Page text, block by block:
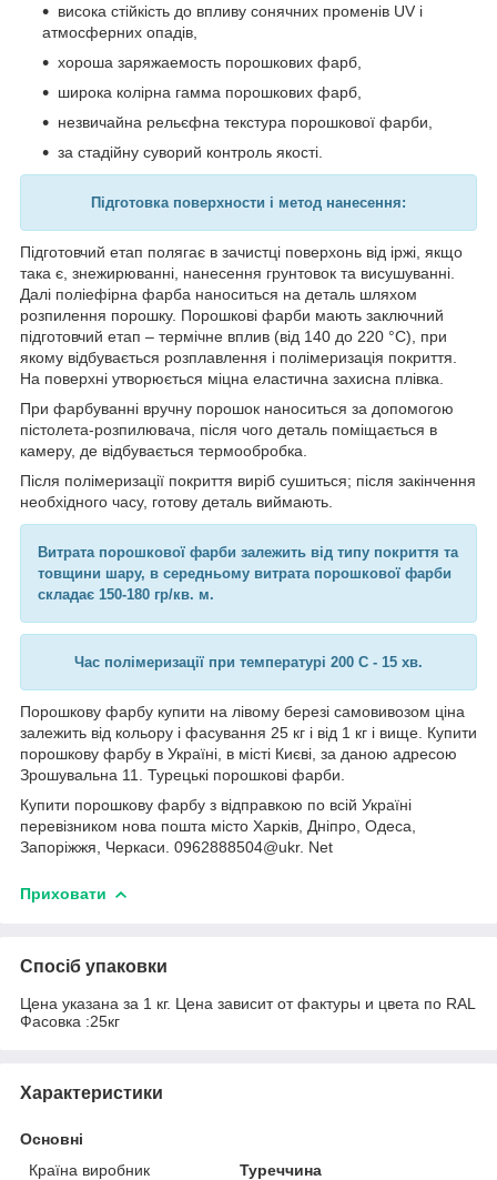
висока стійкість до впливу сонячних променів UV і
атмосферних опадів,
хороша заряжаемость порошкових фарб,
широка колірна гамма порошкових фарб,
незвичайна рельєфна текстура порошкової фарби,
за стадійну суворий контроль якості.
Підготовка поверхности і метод нанесення:
Підготовчий етап полягає в зачистці поверхонь від іржі, якщо
така є, знежирюванні, нанесення грунтовок та висушуванні.
Далі поліефірна фарба наноситься на деталь шляхом
розпилення порошку. Порошкові фарби мають заключний
підготовчий етап – термічне вплив (від 140 до 220 °С), при
якому відбувається розплавлення і полімеризація покриття.
На поверхні утворюється міцна еластична захисна плівка.
При фарбуванні вручну порошок наноситься за допомогою
пістолета-розпилювача, після чого деталь поміщається в
камеру, де відбувається термообробка.
Після полімеризації покриття виріб сушиться; після закінчення
необхідного часу, готову деталь виймають.
Витрата порошкової фарби залежить від типу покриття та
товщини шару, в середньому витрата порошкової фарби
складає 150-180 гр/кв. м.
Час полімеризації при температурі 200 C - 15 хв.
Порошкову фарбу купити на лівому березі самовивозом ціна
залежить від кольору і фасування 25 кг і від 1 кг і вище. Купити
порошкову фарбу в Україні, в місті Києві, за даною адресою
Зрошувальна 11. Турецькі порошкові фарби.
Купити порошкову фарбу з відправкою по всій Україні
перевізником нова пошта місто Харків, Дніпро, Одеса,
Запоріжжя, Черкаси. 0962888504@ukr. Net
Приховати
Спосіб упаковки
Цена указана за 1 кг. Цена зависит от фактуры и цвета по RAL
Фасовка :25кг
Характеристики
Основні
Країна виробник
Туреччина